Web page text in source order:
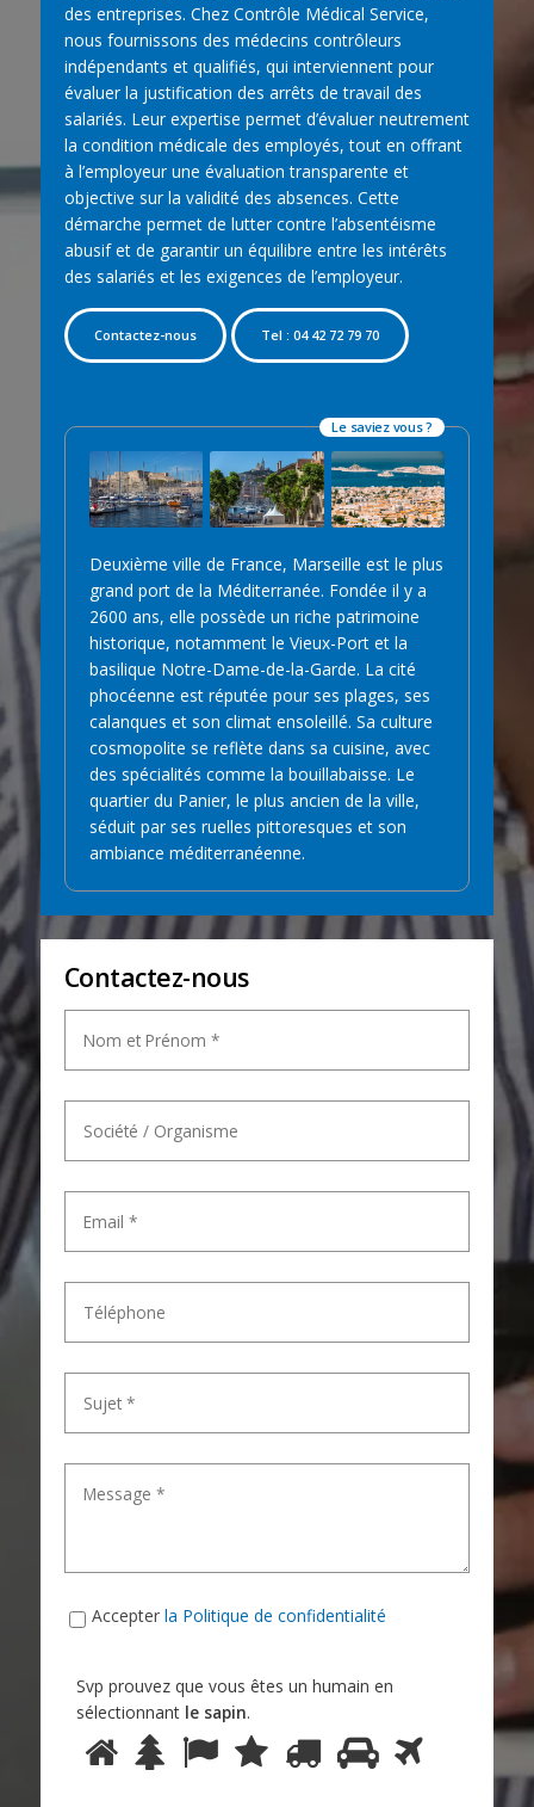
des entreprises. Chez Contrôle Médical Service,
nous fournissons des médecins contrôleurs
indépendants et qualifiés, qui interviennent pour
évaluer la justification des arrêts de travail des
salariés. Leur expertise permet d’évaluer neutrement
la condition médicale des employés, tout en offrant
à l’employeur une évaluation transparente et
objective sur la validité des absences. Cette
démarche permet de lutter contre l’absentéisme
abusif et de garantir un équilibre entre les intérêts
des salariés et les exigences de l’employeur.
Contactez-nous Tel : 04 42 72 79 70
Le saviez vous ?
Deuxième ville de France, Marseille est le plus
grand port de la Méditerranée. Fondée il y a
2600 ans, elle possède un riche patrimoine
historique, notamment le Vieux-Port et la
basilique Notre-Dame-de-la-Garde. La cité
phocéenne est réputée pour ses plages, ses
calanques et son climat ensoleillé. Sa culture
cosmopolite se reflète dans sa cuisine, avec
des spécialités comme la bouillabaisse. Le
quartier du Panier, le plus ancien de la ville,
séduit par ses ruelles pittoresques et son
ambiance méditerranéenne.
Contactez-nous
Accepter la Politique de confidentialité
Svp prouvez que vous êtes un humain en
sélectionnant le sapin.